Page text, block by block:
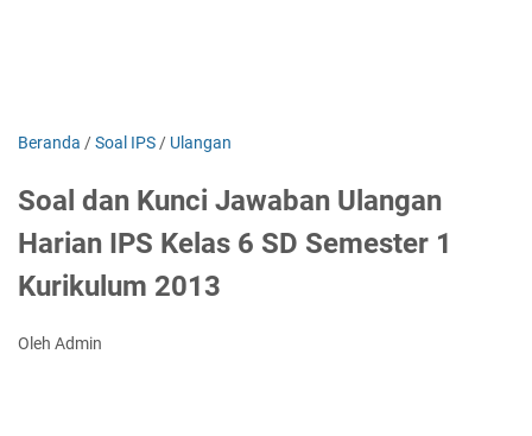
Beranda /Soal IPS / Ulangan
Soal dan Kunci Jawaban Ulangan
Harian IPS Kelas 6 SD Semester 1
Kurikulum 2013
Oleh Admin